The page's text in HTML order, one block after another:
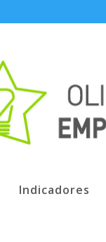
Indicadores